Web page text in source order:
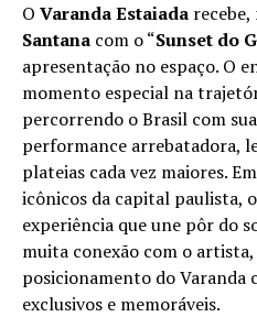
O Varanda Estaiada recebe,
Santana com o “Sunset do
apresentação no espaço. O
momento especial na
percorrendo o Brasil com
performance arrebatadora,
plateias cada vez maiores.
icônicos da capital paulista,
experiência que une pôr do
muita conexão com o
posicionamento do Varanda
exclusivos e memoráveis.